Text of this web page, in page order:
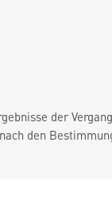
der
den